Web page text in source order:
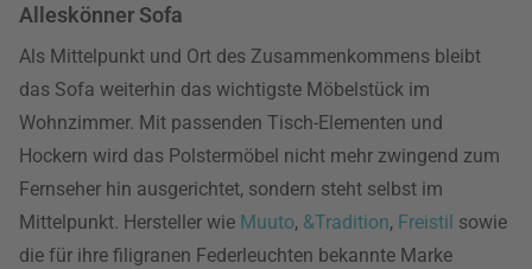
Alleskönner Sofa
Als Mittelpunkt und Ort des Zusammenkommens bleibt
das Sofa weiterhin das wichtigste Möbelstück im
Wohnzimmer. Mit passenden Tisch-Elementen und
Hockern wird das Polstermöbel nicht mehr zwingend zum
Fernseher hin ausgerichtet, sondern steht selbst im
Mittelpunkt. Hersteller wie Muuto, &Tradition, Freistil sowie
die für ihre filigranen Federleuchten bekannte Marke